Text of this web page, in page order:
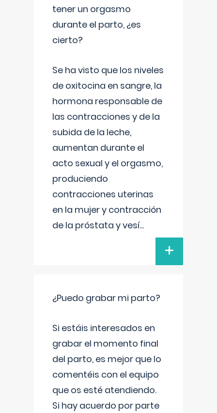
tener un orgasmo
durante el parto, ¿es
cierto?
Se ha visto que los niveles
de oxitocina en sangre, la
hormona responsable de
las contracciones y de la
subida de la leche,
aumentan durante el
acto sexual y el orgasmo,
produciendo
contracciones uterinas
en la mujer y contracción
de la próstata y vesí...
+
¿Puedo grabar mi parto?
Si estáis interesados en
grabar el momento final
del parto, es mejor que lo
comentéis con el equipo
que os esté atendiendo.
Si hay acuerdo por parte